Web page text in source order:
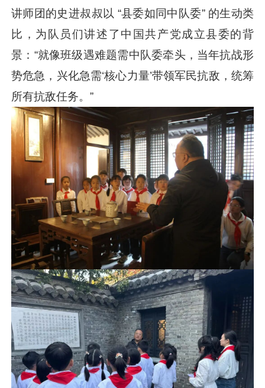
讲师团的史进叔叔以 “县委如同中队委” 的生动类
比，为队员们讲述了中国共产党成立县委的背
景：“就像班级遇难题需中队委牵头，当年抗战形
势危急，兴化急需‘核心力量’带领军民抗敌，统筹
所有抗敌任务。”